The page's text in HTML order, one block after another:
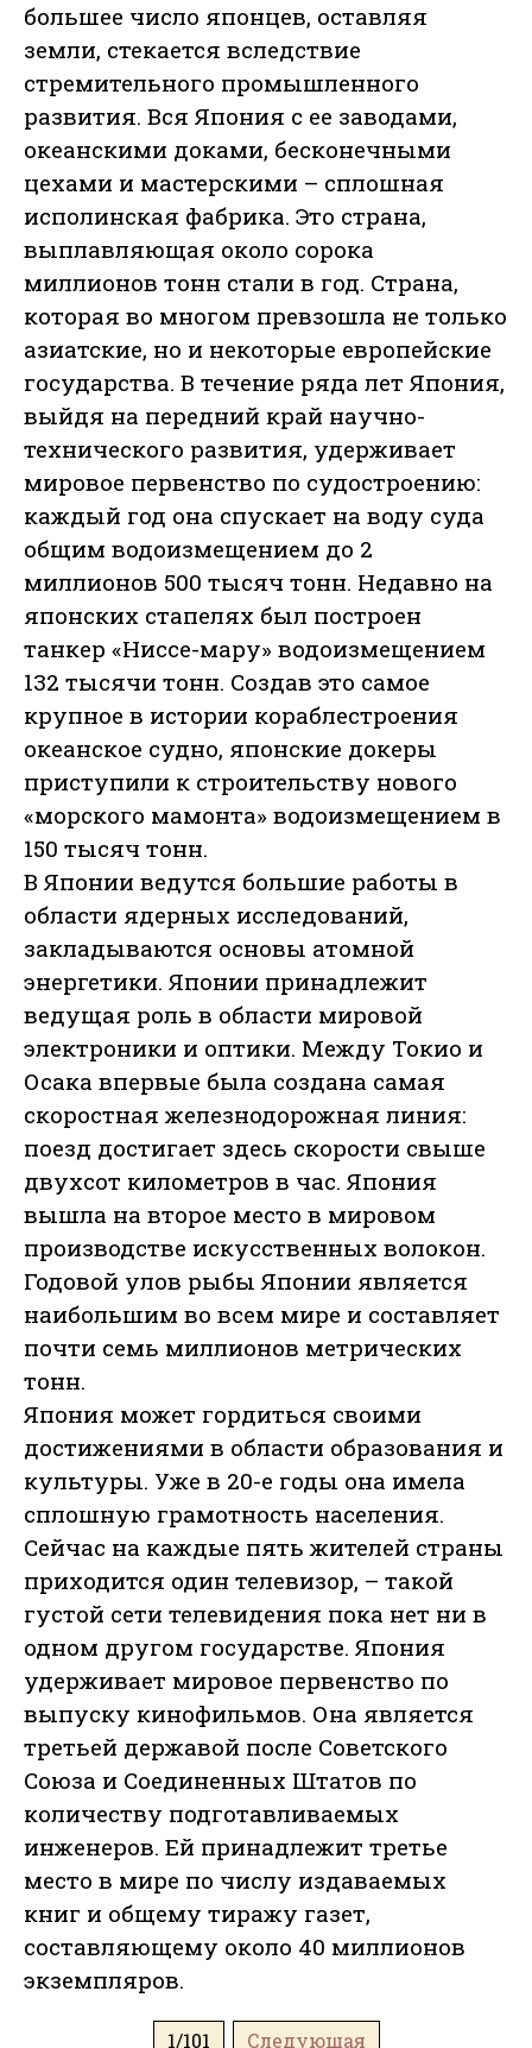
большее число японцев, оставляя
земли, стекается вследствие
стремительного промышленного
развития. Вся Япония с ее заводами,
океанскими доками, бесконечными
цехами и мастерскими – сплошная
исполинская фабрика. Это страна,
выплавляющая около сорока
миллионов тонн стали в год. Страна,
которая во многом превзошла не только
азиатские, но и некоторые европейские
государства. В течение ряда лет Япония,
выйдя на передний край научно-
технического развития, удерживает
мировое первенство по судостроению:
каждый год она спускает на воду суда
общим водоизмещением до 2
миллионов 500 тысяч тонн. Недавно на
японских стапелях был построен
танкер «Ниссе-мару» водоизмещением
132 тысячи тонн. Создав это самое
крупное в истории кораблестроения
океанское судно, японские докеры
приступили к строительству нового
«морского мамонта» водоизмещением в
150 тысяч тонн.
В Японии ведутся большие работы в
области ядерных исследований,
закладываются основы атомной
энергетики. Японии принадлежит
ведущая роль в области мировой
электроники и оптики. Между Токио и
Осака впервые была создана самая
скоростная железнодорожная линия:
поезд достигает здесь скорости свыше
двухсот километров в час. Япония
вышла на второе место в мировом
производстве искусственных волокон.
Годовой улов рыбы Японии является
наибольшим во всем мире и составляет
почти семь миллионов метрических
тонн.
Япония может гордиться своими
достижениями в области образования и
культуры. Уже в 20-е годы она имела
сплошную грамотность населения.
Сейчас на каждые пять жителей страны
приходится один телевизор, – такой
густой сети телевидения пока нет ни в
одном другом государстве. Япония
удерживает мировое первенство по
выпуску кинофильмов. Она является
третьей державой после Советского
Союза и Соединенных Штатов по
количеству подготавливаемых
инженеров. Ей принадлежит третье
место в мире по числу издаваемых
книг и общему тиражу газет,
составляющему около 40 миллионов
экземпляров.
1/101 Следующая